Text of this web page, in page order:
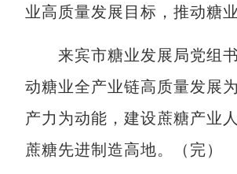
业高质量发展目标，推动糖
来宾市糖业发展局党组书
动糖业全产业链高质量发展
产力为动能，建设蔗糖产业
蔗糖先进制造高地。（完）